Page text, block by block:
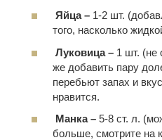
Яйца – 1-2 шт.
того, насколько
Луковица – 1 шт. (не
же добавить пару
перебьют запах и
нравится.
Манка – 5-8 ст. л.
больше, смотрите на